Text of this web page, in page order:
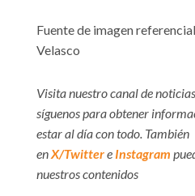
Fuente de imagen
Velasco
Visita nuestro canal de
síguenos para obtener
estar al día con todo. También
enX/Twittere Instagram
nuestros contenidos